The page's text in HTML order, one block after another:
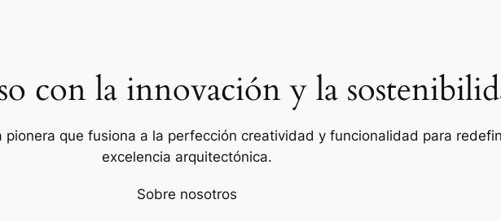
con la innovación y la
pionera que fusiona a la perfección creatividad y funcionalidad para
excelencia arquitectónica.
Sobre nosotros